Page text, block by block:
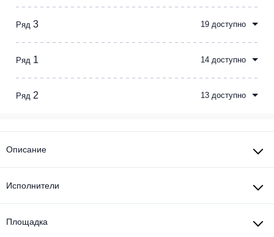
Ряд 3 19 доступно
Ряд 1 14 доступно
Ряд 2 13 доступно
Описание
Исполнители
Площадка